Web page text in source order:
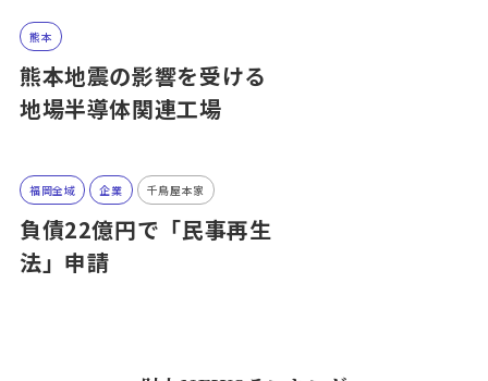
熊本
熊本地震の影響を受ける
地場半導体関連工場
福岡全域 企業 千鳥屋本家
負債22億円で「民事再生
法」申請